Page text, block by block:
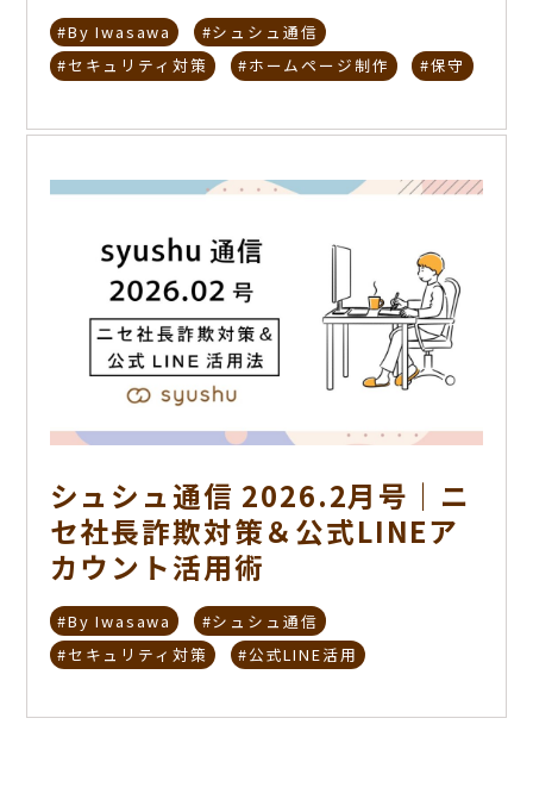
#By Iwasawa
#シュシュ通信
#セキュリティ対策
#ホームページ制作 #保守
シュシュ通信 2026.2月号｜ニ
セ社長詐欺対策＆公式LINEア
カウント活用術
#By Iwasawa
#シュシュ通信
#セキュリティ対策
#公式LINE活用